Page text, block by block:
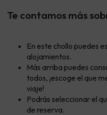
Te contamos más
En este chollo puedes
alojamientos.
Más arriba puedes
todos, ¡escoge el que
viaje!
Podrás seleccionar el
de reserva.